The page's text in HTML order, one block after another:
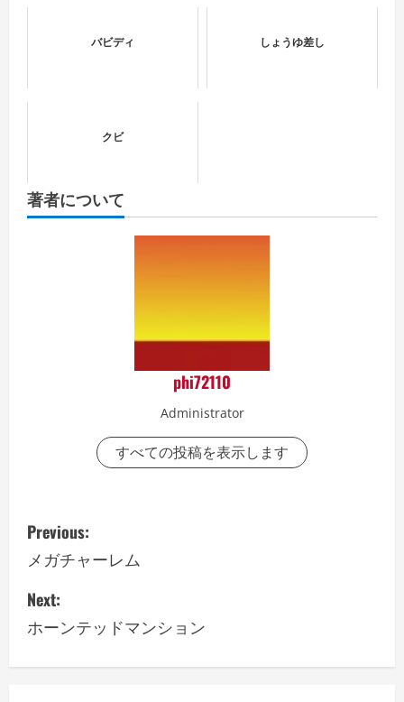
バビディ しょうゆ差し
クビ
著者について
phi72110
Administrator
すべての投稿を表示します
P
o
s
t
n
Previous:
メガチャーレム
Next:
ホーンテッドマンション